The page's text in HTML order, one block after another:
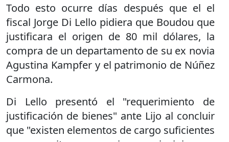
Todo esto ocurre días después que el el
fiscal Jorge Di Lello pidiera que Boudou que
justificara el origen de 80 mil dólares, la
compra de un departamento de su ex novia
Agustina Kampfer y el patrimonio de Núñez
Carmona.
Di Lello presentó el "requerimiento de
justificación de bienes" ante Lijo al concluir
que "existen elementos de cargo suficientes